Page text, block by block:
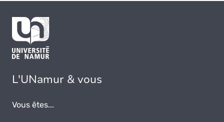
L'UNamur & vous
Vous êtes...